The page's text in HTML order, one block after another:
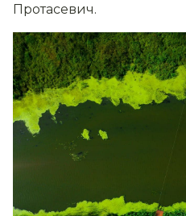
Протасевич.